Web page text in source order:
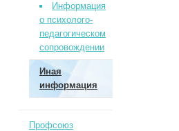
Информация
о психолого-
педагогическом
сопровождении
Иная
информация
Профсоюз